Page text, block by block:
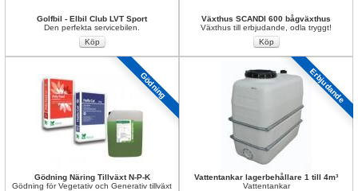
Golfbil - Elbil Club LVT Sport
Den perfekta servicebilen.
Växthus SCANDI 600 bågväxthus
Växthus till erbjudande, odla tryggt!
Gödning
Gödning Näring Tillväxt N-P-K
Gödning för Vegetativ och Generativ tillväxt
Erbjudande
Vattentankar lagerbehållare 1 till 4m³
Vattentankar